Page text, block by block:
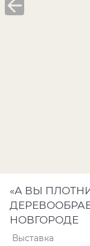
«А ВЫ
НОВГОРОДЕ
Выставка